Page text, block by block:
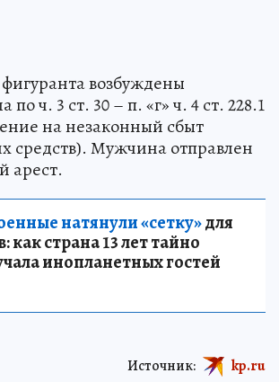
возбуждены
по ч. 3 ст. 30 – п. «г» ч. 4 ст. 228.1
на незаконный сбыт
средств). Мужчина отправлен
арест.
натянули «сетку»для
страна 13 лет тайно
инопланетных гостей
Источник: kp.ru